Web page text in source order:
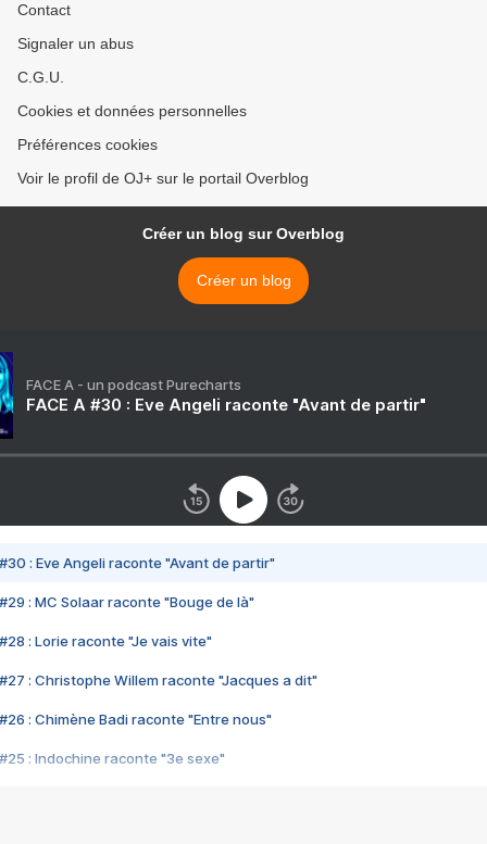
Contact
Signaler un abus
C.G.U.
Cookies et données personnelles
Préférences cookies
Voir le profil de OJ+ sur le portail Overblog
Créer un blog sur Overblog
Créer un blog
FACE A - un podcast Purecharts
FACE A #30 : Eve Angeli raconte "Avant de partir"
#30 : Eve Angeli raconte "Avant de partir"
#29 : MC Solaar raconte "Bouge de là"
#28 : Lorie raconte "Je vais vite"
#27 : Christophe Willem raconte "Jacques a dit"
#26 : Chimène Badi raconte "Entre nous"
#25 : Indochine raconte "3e sexe"